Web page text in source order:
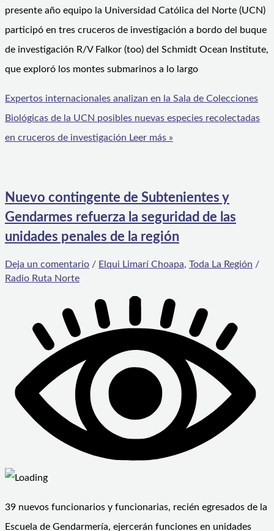
presente año equipo la Universidad Católica del Norte (UCN)
participó en tres cruceros de investigación a bordo del buque
de investigación R/V Falkor (too) del Schmidt Ocean Institute,
que exploró los montes submarinos a lo largo
Expertos internacionales analizan en la Sala de Colecciones
Biológicas de la UCN posibles nuevas especies recolectadas
en cruceros de investigación Leer más »
Nuevo contingente de Subtenientes y
Gendarmes refuerza la seguridad de las
unidades penales de la región
Deja un comentario / Elqui Limarí Choapa, Toda La Región /
Radio Ruta Norte
39 nuevos funcionarios y funcionarias, recién egresados de la
Escuela de Gendarmería, ejercerán funciones en unidades